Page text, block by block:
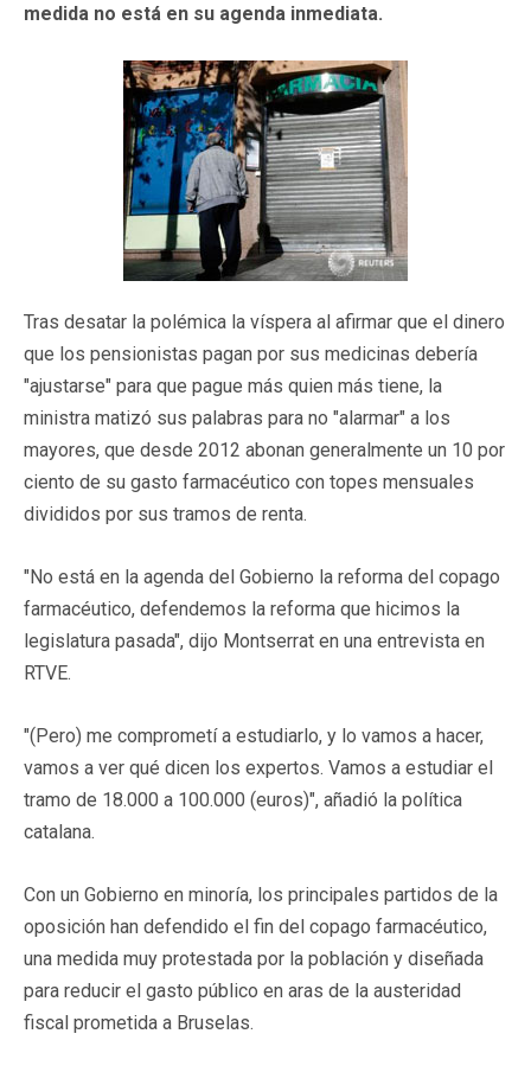
medida no está en su agenda inmediata.
Tras desatar la polémica la víspera al afirmar que el dinero
que los pensionistas pagan por sus medicinas debería
"ajustarse" para que pague más quien más tiene, la
ministra matizó sus palabras para no "alarmar" a los
mayores, que desde 2012 abonan generalmente un 10 por
ciento de su gasto farmacéutico con topes mensuales
divididos por sus tramos de renta.
"No está en la agenda del Gobierno la reforma del copago
farmacéutico, defendemos la reforma que hicimos la
legislatura pasada", dijo Montserrat en una entrevista en
RTVE.
"(Pero) me comprometí a estudiarlo, y lo vamos a hacer,
vamos a ver qué dicen los expertos. Vamos a estudiar el
tramo de 18.000 a 100.000 (euros)", añadió la política
catalana.
Con un Gobierno en minoría, los principales partidos de la
oposición han defendido el fin del copago farmacéutico,
una medida muy protestada por la población y diseñada
para reducir el gasto público en aras de la austeridad
fiscal prometida a Bruselas.